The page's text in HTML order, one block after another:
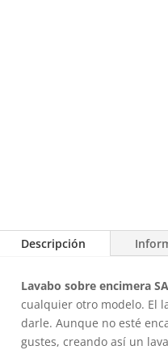
Descripción
Lavabo sobre encimera
cualquier otro modelo. El
darle. Aunque no esté
gustes, creando así un